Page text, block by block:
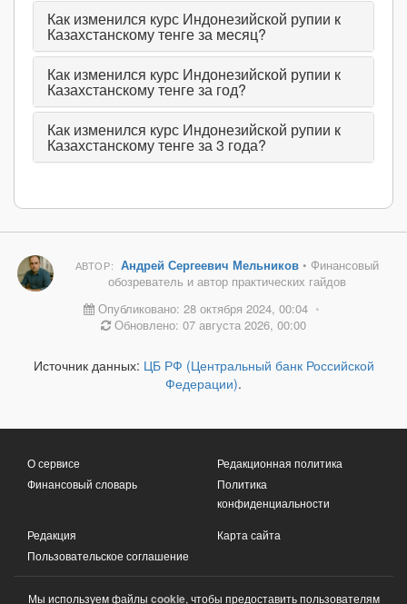
Как изменился курс Индонезийской рупии к
Казахстанскому тенге за месяц?
Как изменился курс Индонезийской рупии к
Казахстанскому тенге за год?
Как изменился курс Индонезийской рупии к
Казахстанскому тенге за 3 года?
АВТОР: Андрей Сергеевич Мельников• Финансовый
обозреватель и автор практических гайдов
Опубликовано: 28 октября 2024, 00:04 •
Обновлено: 07 августа 2026, 00:00
Источник данных: ЦБ РФ (Центральный банк Российской
Федерации).
О сервисе
Финансовый словарь
Редакционная политика
Политика
конфиденциальности
Редакция
Пользовательское соглашение
Карта сайта
Мы используем файлы cookie, чтобы предоставить пользователям